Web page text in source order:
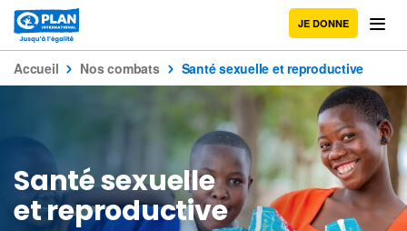
JE DONNE
Accueil Nos combats Santé sexuelle et reproductive
Santé sexuelle
et reproductive